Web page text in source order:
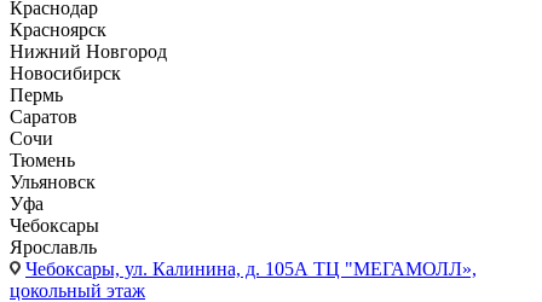
Краснодар
Красноярск
Нижний Новгород
Новосибирск
Пермь
Саратов
Сочи
Тюмень
Ульяновск
Уфа
Чебоксары
Ярославль
Чебоксары, ул. Калинина, д. 105А ТЦ "МЕГАМОЛЛ»,
цокольный этаж